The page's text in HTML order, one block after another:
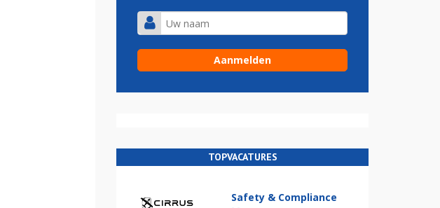
TOPVACATURES
Safety & Compliance